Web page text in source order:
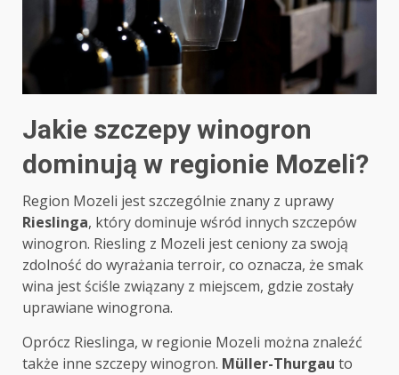
Jakie szczepy winogron
dominują w regionie Mozeli?
Region Mozeli jest szczególnie znany z uprawy
Rieslinga, który dominuje wśród innych szczepów
winogron. Riesling z Mozeli jest ceniony za swoją
zdolność do wyrażania terroir, co oznacza, że smak
wina jest ściśle związany z miejscem, gdzie zostały
uprawiane winogrona.
Oprócz Rieslinga, w regionie Mozeli można znaleźć
także inne szczepy winogron. Müller-Thurgau to